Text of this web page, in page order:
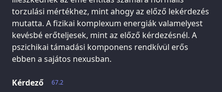
torzulási mértékhez, mint ahogy az előző lekérdezés
mutatta. A fizikai komplexum energiák valamelyest
kevésbé erőteljesek, mint az előző kérdezésnél. A
pszichikai támadási komponens rendkívül erős
ebben a sajátos nexusban.
67.2
Kérdező